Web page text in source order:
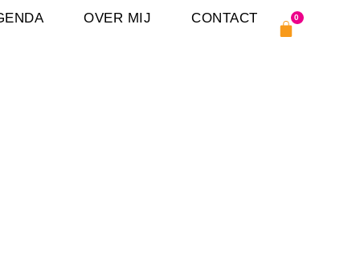
OVER MIJ CONTACT 0